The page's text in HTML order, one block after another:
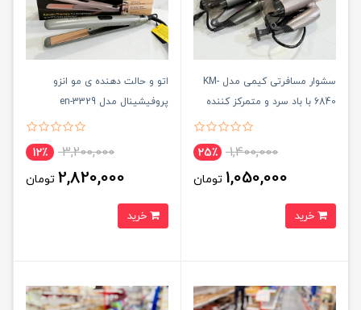
سشوار مسافرتی کیمی مدل KM-
6840 با باد سرد و متمرکز کننده
1,400,000 25٪
1,050,000 تومان
اتو و حالت دهنده ی مو انزو
پروفیشینال مدل en-3329
3,200,000 12٪
2,820,000 تومان